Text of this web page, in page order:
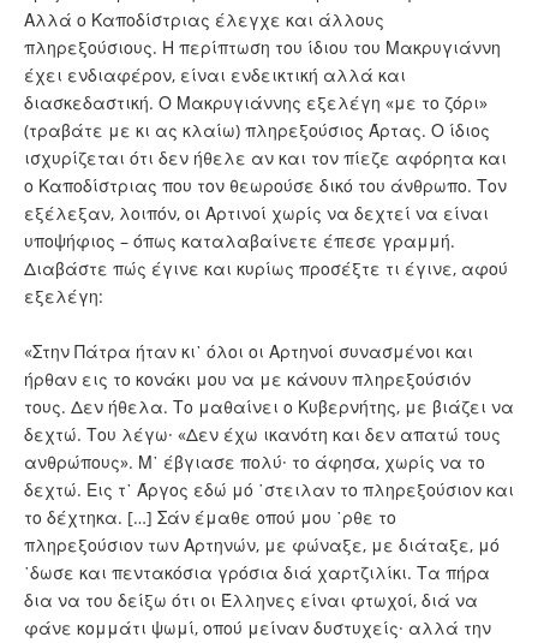
Αλλά ο Καποδίστριας έλεγχε και άλλους
πληρεξούσιους. Η περίπτωση του ίδιου του Μακρυγιάννη
έχει ενδιαφέρον, είναι ενδεικτική αλλά και
διασκεδαστική. Ο Μακρυγιάννης εξελέγη «με το ζόρι»
(τραβάτε με κι ας κλαίω) πληρεξούσιος Άρτας. Ο ίδιος
ισχυρίζεται ότι δεν ήθελε αν και τον πίεζε αφόρητα και
ο Καποδίστριας που τον θεωρούσε δικό του άνθρωπο. Τον
εξέλεξαν, λοιπόν, οι Αρτινοί χωρίς να δεχτεί να είναι
υποψήφιος – όπως καταλαβαίνετε έπεσε γραμμή.
Διαβάστε πώς έγινε και κυρίως προσέξτε τι έγινε, αφού
εξελέγη:
«Στην Πάτρα ήταν κι᾿ όλοι οι Αρτηνοί συνασμένοι και
ήρθαν εις το κονάκι μου να με κάνουν πληρεξούσιόν
τους. Δεν ήθελα. Το μαθαίνει ο Κυβερνήτης, με βιάζει να
δεχτώ. Του λέγω· «Δεν έχω ικανότη και δεν απατώ τους
ανθρώπους». Μ᾿ έβγιασε πολύ· το άφησα, χωρίς να το
δεχτώ. Εις τ᾿ Άργος εδώ μό ῾στειλαν το πληρεξούσιον και
το δέχτηκα. […] Σάν έμαθε οπού μου ῾ρθε το
πληρεξούσιον των Αρτηνών, με φώναξε, με διάταξε, μό
῾δωσε και πεντακόσια γρόσια διά χαρτζιλίκι. Τα πήρα
δια να του δείξω ότι οι Έλληνες είναι φτωχοί, διά να
φάνε κομμάτι ψωμί, οπού μείναν δυστυχείς· αλλά την